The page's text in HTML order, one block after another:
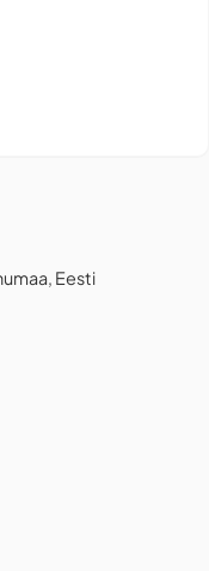
Eesti